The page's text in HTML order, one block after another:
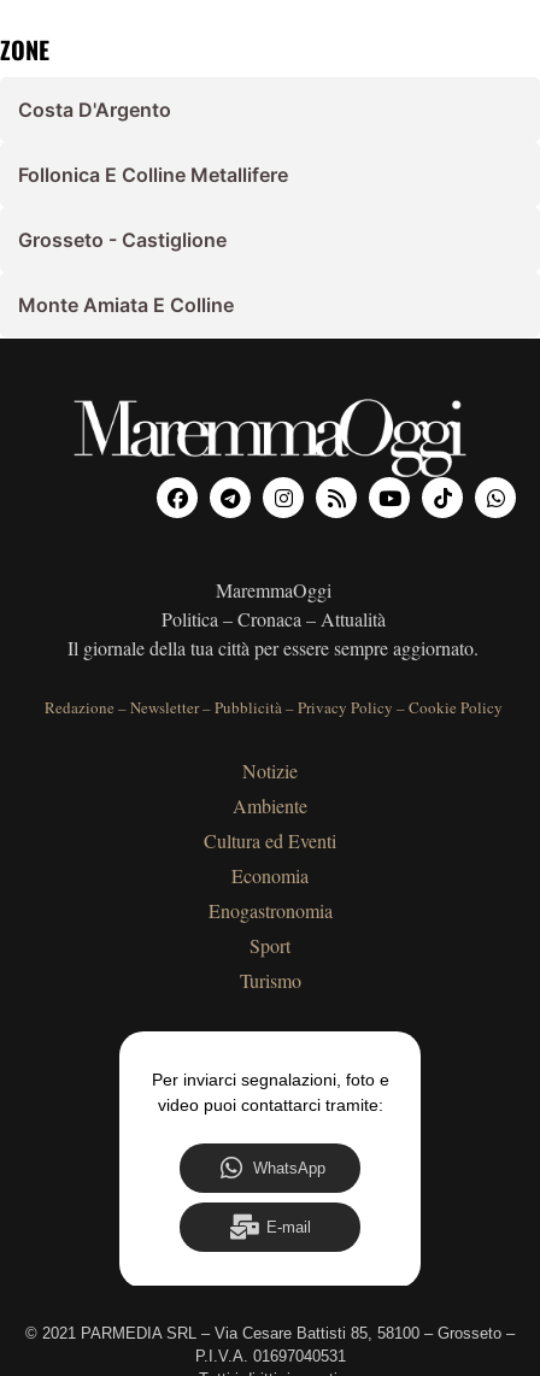
ZONE
Costa D'Argento
Follonica E Colline Metallifere
Grosseto - Castiglione
Monte Amiata E Colline
MaremmaOggi
Politica – Cronaca – Attualità
Il giornale della tua città per essere sempre aggiornato.
Redazione –Newsletter–Pubblicità–Privacy Policy –Cookie Policy
Notizie
Ambiente
Cultura ed Eventi
Economia
Enogastronomia
Sport
Turismo
Per inviarci segnalazioni, foto e
video puoi contattarci tramite:
WhatsApp
E-mail
© 2021 PARMEDIA SRL – Via Cesare Battisti 85, 58100 – Grosseto –
P.I.V.A. 01697040531